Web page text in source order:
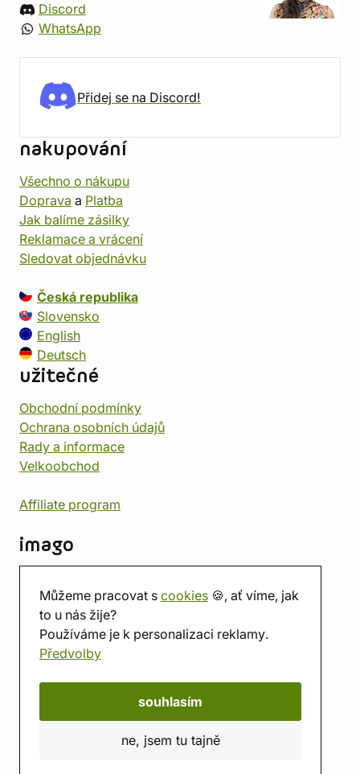
Můžeme pracovat s cookies 🍪, ať víme, jak
to u nás žije?
Používáme je k personalizaci reklamy.
Předvolby
souhlasím
ne, jsem tu tajně
Discord
WhatsApp
Přidej se na Discord!
nakupování
Všechno o nákupu
Doprava a Platba
Jak balíme zásilky
Reklamace a vrácení
Sledovat objednávku
Česká republika
Slovensko
English
Deutsch
užitečné
Obchodní podmínky
Ochrana osobních údajů
Rady a informace
Velkoobchod
Affiliate program
imago
Prodejna
Herna
O nás
Hodnocení obchodu